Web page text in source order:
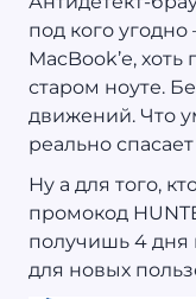
под кого
MacBook’е,
старом ноуте.
движений. Что
реально
Ну а для того,
промокод
получишь 4 дня
для новых